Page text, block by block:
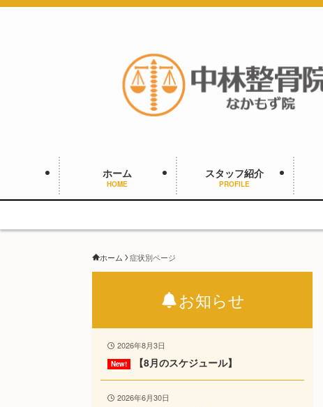
ホーム
HOME
スタッフ紹介
PROFILE
ホーム 症状別ページ
お知らせ
2026年8月3日
【8月のスケジュール】
2026年6月30日